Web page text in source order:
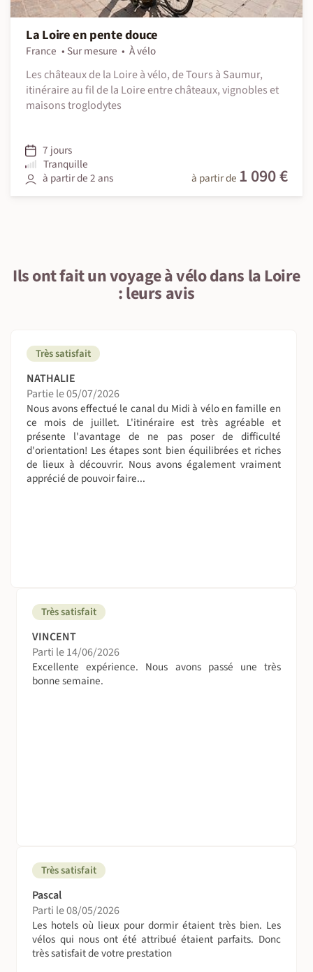
La Loire en pente douce
France Sur mesure
À vélo
Les châteaux de la Loire à vélo, de Tours à Saumur,
itinéraire au fil de la Loire entre châteaux, vignobles et
maisons troglodytes
7 jours
Tranquille
à partir de 2 ans
à partir de 1 090 €
Ils ont fait un voyage à vélo dans la Loire
: leurs avis
Très satisfait
NATHALIE
Partie le 05/07/2026
Nous avons effectué le canal du Midi à vélo en famille en
ce mois de juillet. L'itinéraire est très agréable et
présente l'avantage de ne pas poser de difficulté
d'orientation! Les étapes sont bien équilibrées et riches
de lieux à découvrir. Nous avons également vraiment
apprécié de pouvoir faire...
Très satisfait
VINCENT
Parti le 14/06/2026
Excellente expérience. Nous avons passé une très
bonne semaine.
Très satisfait
Pascal
Parti le 08/05/2026
Les hotels où lieux pour dormir étaient très bien. Les
vélos qui nous ont été attribué étaient parfaits. Donc
très satisfait de votre prestation